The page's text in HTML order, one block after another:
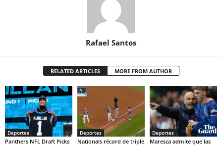
Rafael Santos
RELATED ARTICLES MORE FROM AUTHOR
Deportes
Panthers NFL Draft Picks
Deportes
Nationals récord de triple
Deportes
Maresca admite que las